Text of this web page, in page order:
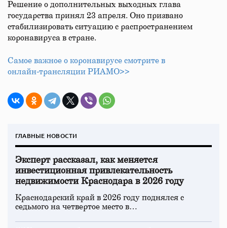
Решение о дополнительных выходных глава
государства принял 23 апреля. Оно призвано
стабилизировать ситуацию с распространением
коронавируса в стране.
Самое важное о коронавирусе смотрите в
онлайн‑трансляции РИАМО>>
ГЛАВНЫЕ НОВОСТИ
Эксперт рассказал, как меняется
инвестиционная привлекательность
недвижимости Краснодара в 2026 году
Краснодарский край в 2026 году поднялся с
седьмого на четвертое место в…